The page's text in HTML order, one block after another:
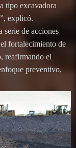
tipo excavadora
explicó.
serie de acciones
fortalecimiento de
reafirmando el
preventivo,